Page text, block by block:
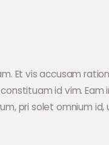
Et vis accusam
id vim. Eam
pri solet omnium id,